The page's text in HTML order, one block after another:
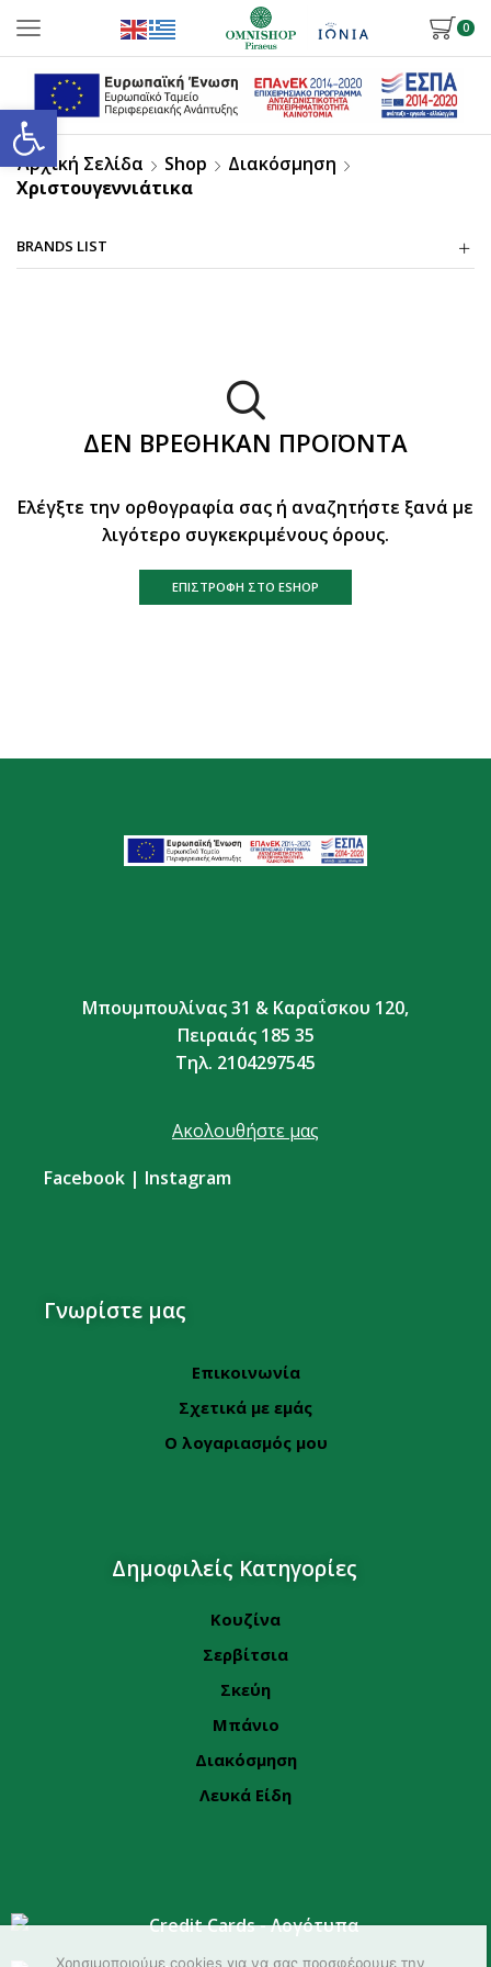
Ανοίξτε τη γραμμή εργαλείων
0
Αρχική Σελίδα Shop
Διακόσμηση
Χριστουγεννιάτικα
BRANDS LIST
ΔΕΝ ΒΡΈΘΗΚΑΝ ΠΡΟΪΌΝΤΑ
Ελέγξτε την ορθογραφία σας ή αναζητήστε ξανά με
λιγότερο συγκεκριμένους όρους.
ΕΠΙΣΤΡΟΦΉ ΣΤΟ ESHOP
Μπουμπουλίνας 31 & Καραΐσκου 120,
Πειραιάς 185 35
Τηλ. 2104297545
Ακολουθήστε μας
Facebook | Instagram
Γνωρίστε μας
Επικοινωνία
Σχετικά με εμάς
Ο λογαριασμός μου
Δημοφιλείς Κατηγορίες
Κουζίνα
Σερβίτσια
Σκεύη
Μπάνιο
Διακόσμηση
Λευκά Είδη
Χρησιμοποιούμε cookies για να σας προσφέρουμε την